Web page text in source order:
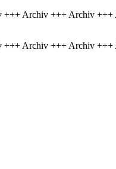
Archiv +++ Archiv
Archiv +++ Archiv